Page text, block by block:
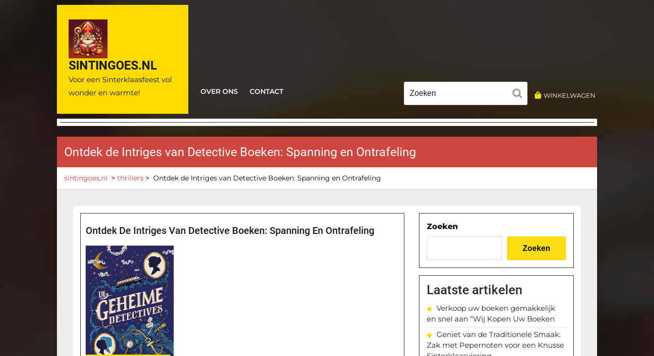
SINTINGOES.NL
Voor een Sinterklaasfeest vol
wonder en warmte!
OVER ONS CONTACT
naar:
WINKELWAGEN
Ontdek de Intriges van Detective Boeken: Spanning en Ontrafeling
sintingoes.nl > thrillers > Ontdek de Intriges van Detective Boeken: Spanning en Ontrafeling
Ontdek De Intriges Van Detective Boeken: Spanning En Ontrafeling Zoeken
Zoeken
Laatste artikelen
Verkoop uw boeken gemakkelijk
en snel aan “Wij Kopen Uw Boeken
Geniet van de Traditionele Smaak:
Zak met Pepernoten voor een Knusse